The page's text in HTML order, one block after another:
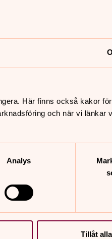
Här finns också kakor
och när vi länkar
Analys
Tillåt
snabbt